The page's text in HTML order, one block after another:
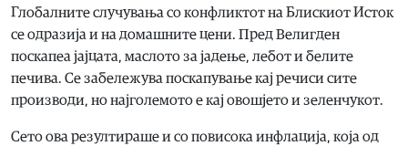
Глобалните случувања со конфликтот на Блискиот Исток
се одразија и на домашните цени. Пред Велигден
поскапеа јајцата, маслото за јадење, лебот и белите
печива. Се забележува поскапување кај речиси сите
производи, но најголемото е кај овошјето и зеленчукот.
Сето ова резултираше и со повисока инфлација, која од